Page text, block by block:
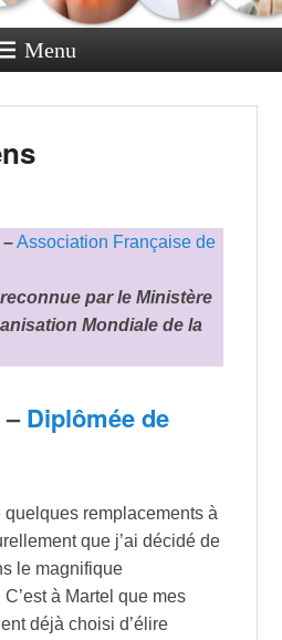
Menu
– Association Française de
par le Ministère
Mondiale de la
–Diplômée de
remplacements à
que j’ai décidé de
le magnifique
à Martel que mes
déjà choisi d’élire